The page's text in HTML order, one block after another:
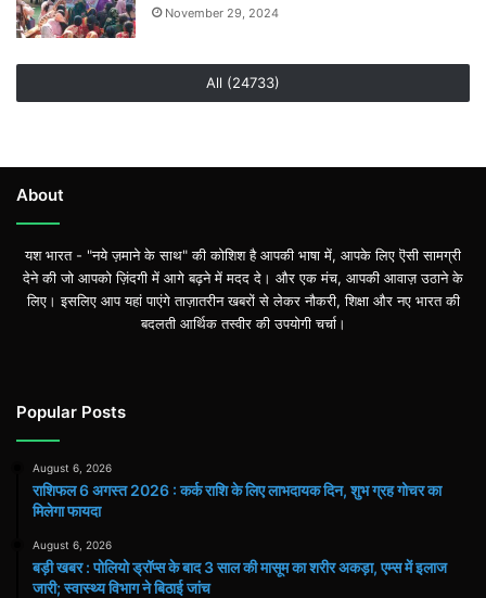
November 29, 2024
All (24733)
About
यश भारत - "नये ज़माने के साथ" की कोशिश है आपकी भाषा में, आपके लिए ऎसी सामग्री
देने की जो आपको ज़िंदगी में आगे बढ़ने में मदद दे। और एक मंच, आपकी आवाज़ उठाने के
लिए। इसलिए आप यहां पाएंगे ताज़ातरीन खबरों से लेकर नौकरी, शिक्षा और नए भारत की
बदलती आर्थिक तस्वीर की उपयोगी चर्चा।
Popular Posts
August 6, 2026
राशिफल 6 अगस्त 2026 : कर्क राशि के लिए लाभदायक दिन, शुभ ग्रह गोचर का
मिलेगा फायदा
August 6, 2026
बड़ी खबर : पोलियो ड्रॉप्स के बाद 3 साल की मासूम का शरीर अकड़ा, एम्स में इलाज
जारी; स्वास्थ्य विभाग ने बिठाई जांच